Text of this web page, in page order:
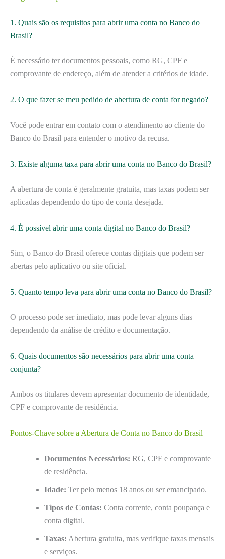
1. Quais são os requisitos para abrir uma conta no Banco do
Brasil?
É necessário ter documentos pessoais, como RG, CPF e
comprovante de endereço, além de atender a critérios de idade.
2. O que fazer se meu pedido de abertura de conta for negado?
Você pode entrar em contato com o atendimento ao cliente do
Banco do Brasil para entender o motivo da recusa.
3. Existe alguma taxa para abrir uma conta no Banco do Brasil?
A abertura de conta é geralmente gratuita, mas taxas podem ser
aplicadas dependendo do tipo de conta desejada.
4. É possível abrir uma conta digital no Banco do Brasil?
Sim, o Banco do Brasil oferece contas digitais que podem ser
abertas pelo aplicativo ou site oficial.
5. Quanto tempo leva para abrir uma conta no Banco do Brasil?
O processo pode ser imediato, mas pode levar alguns dias
dependendo da análise de crédito e documentação.
6. Quais documentos são necessários para abrir uma conta
conjunta?
Ambos os titulares devem apresentar documento de identidade,
CPF e comprovante de residência.
Pontos-Chave sobre a Abertura de Conta no Banco do Brasil
Documentos Necessários: RG, CPF e comprovante
de residência.
Idade: Ter pelo menos 18 anos ou ser emancipado.
Tipos de Contas: Conta corrente, conta poupança e
conta digital.
Taxas: Abertura gratuita, mas verifique taxas mensais
e serviços.